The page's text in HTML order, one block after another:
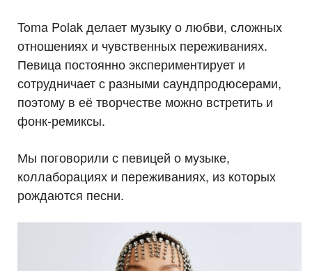
Toma Polak делает музыку о любви, сложных
отношениях и чувственных переживаниях.
Певица постоянно экспериментирует и
сотрудничает с разными саундпродюсерами,
поэтому в её творчестве можно встретить и
фонк-ремиксы.
Мы поговорили с певицей о музыке,
коллаборациях и переживаниях, из которых
рождаются песни.